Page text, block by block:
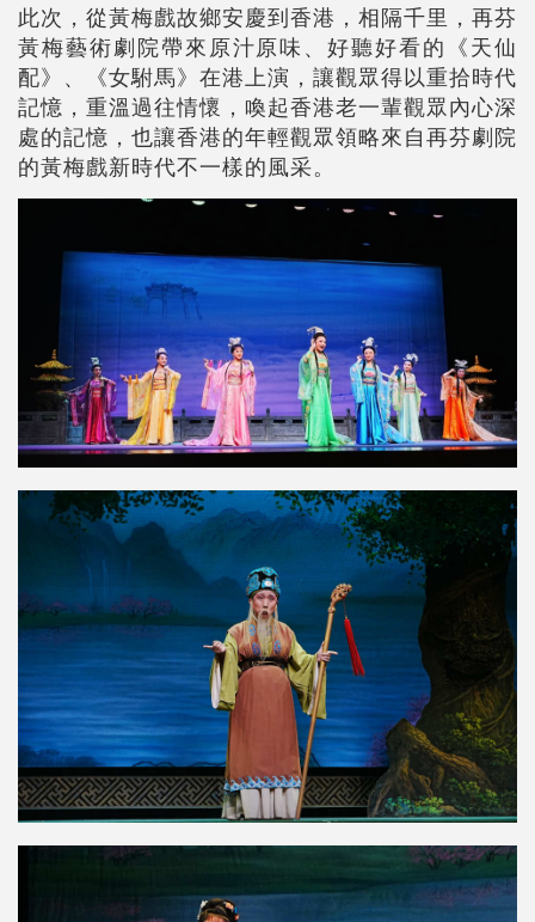
此次，從黃梅戲故鄉安慶到香港，相隔千里，再芬
黃梅藝術劇院帶來原汁原味、好聽好看的《天仙
配》、《女駙馬》在港上演，讓觀眾得以重拾時代
記憶，重溫過往情懷，喚起香港老一輩觀眾內心深
處的記憶，也讓香港的年輕觀眾領略來自再芬劇院
的黃梅戲新時代不一樣的風采。